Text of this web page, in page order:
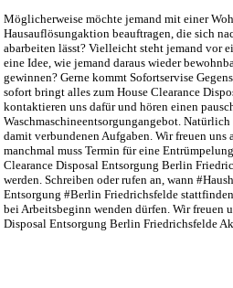
Möglicherweise möchte jemand mit einer
Hausauflösungaktion beauftragen, die sich
abarbeiten lässt? Vielleicht steht jemand vor
eine Idee, wie jemand daraus wieder
gewinnen? Gerne kommt Sofortservise
sofort bringt alles zum House Clearance
kontaktieren uns dafür und hören einen
Waschmaschineentsorgungangebot.
damit verbundenen Aufgaben. Wir freuen
manchmal muss Termin für eine
Clearance Disposal Entsorgung Berlin
werden. Schreiben oder rufen an, wann
Entsorgung #Berlin Friedrichsfelde
bei Arbeitsbeginn wenden dürfen. Wir freuen
Disposal Entsorgung Berlin Friedrichsfelde